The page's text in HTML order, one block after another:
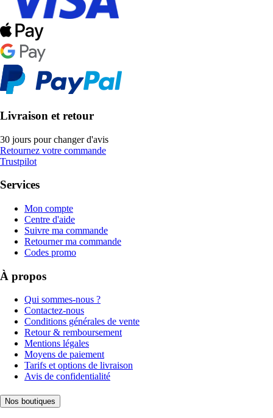
Livraison et retour
30 jours pour changer d'avis
Retournez votre commande
Trustpilot
Services
Mon compte
Centre d'aide
Suivre ma commande
Retourner ma commande
Codes promo
À propos
Qui sommes-nous ?
Contactez-nous
Conditions générales de vente
Retour & remboursement
Mentions légales
Moyens de paiement
Tarifs et options de livraison
Avis de confidentialité
Nos boutiques